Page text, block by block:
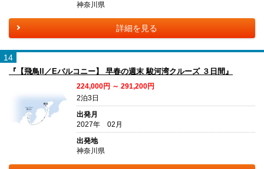
神奈川県
詳細を見る
14
『【飛鳥II／Eバルコニー】 早春の週末 駿河湾クルーズ ３日間』
224,000円 ～ 291,200円
2泊3日
出発月
2027年 02月
出発地
神奈川県